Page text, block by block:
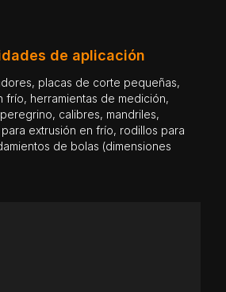
de aplicación
frío, herramientas de medición,
calibres, mandriles,
extrusión en frío, rodillos para
de bolas (dimensiones